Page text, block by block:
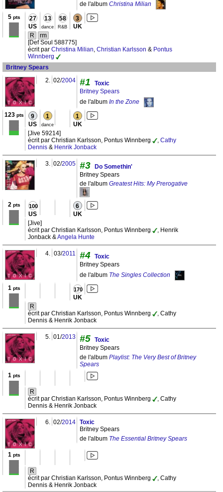
de l'album Christina Milian
5pts 27
US
13
dance
58
R&B
3
UK
R
rm
[Def Soul 588775]
écrit par Christina Milian, Christian Karlsson & Pontus
Winnberg
Britney Spears
2. 02/2004 #1
Toxic
Britney Spears
de l'album In the Zone
123pts 9
US
1
dance
1
UK
[Jive 59214]
écrit par Christian Karlsson, Pontus Winnberg
Cathy
Dennis & Henrik Jonback
3. 02/2005 #3 Do Somethin'
Britney Spears
de l'album Greatest Hits: My Prerogative
2pts
100
US
6
UK
[Jive]
écrit par Christian Karlsson, Pontus Winnberg
, Henrik
Jonback &Angela Hunte
4. 03/2011 #4 Toxic
Britney Spears
de l'album The Singles Collection
1pts
170
UK
R
écrit par Christian Karlsson, Pontus Winnberg
, Cathy
Dennis & Henrik Jonback
5. 01/2013 #5 Toxic
Britney Spears
de l'album Playlist: The Very Best of Britney
Spears
1 pts
R
écrit par Christian Karlsson, Pontus Winnberg
, Cathy
Dennis & Henrik Jonback
6. 02/2014 Toxic
Britney Spears
de l'album The Essential Britney Spears
1 pts
R
écrit par Christian Karlsson, Pontus Winnberg
, Cathy
Dennis & Henrik Jonback